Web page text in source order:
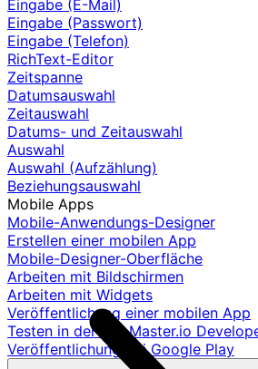
Eingabe (E-Mail)
Eingabe (Passwort)
Eingabe (Telefon)
RichText-Editor
Zeitspanne
Datumsauswahl
Zeitauswahl
Datums- und Zeitauswahl
Auswahl
Auswahl (Aufzählung)
Beziehungsauswahl
Mobile Apps
Mobile-Anwendungs-Designer
Erstellen einer mobilen App
Mobile-Designer-Oberfläche
Arbeiten mit Bildschirmen
Arbeiten mit Widgets
Veröffentlichung einer mobilen App
Testen in der AppMaster.io
Veröffentlichung bei Google Play